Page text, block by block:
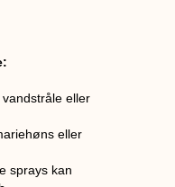
eller
eller
sprays kan